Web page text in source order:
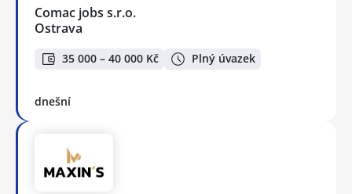
Comac jobs s.r.o.
Ostrava
35 000 – 40 000 Kč Plný úvazek
dnešní